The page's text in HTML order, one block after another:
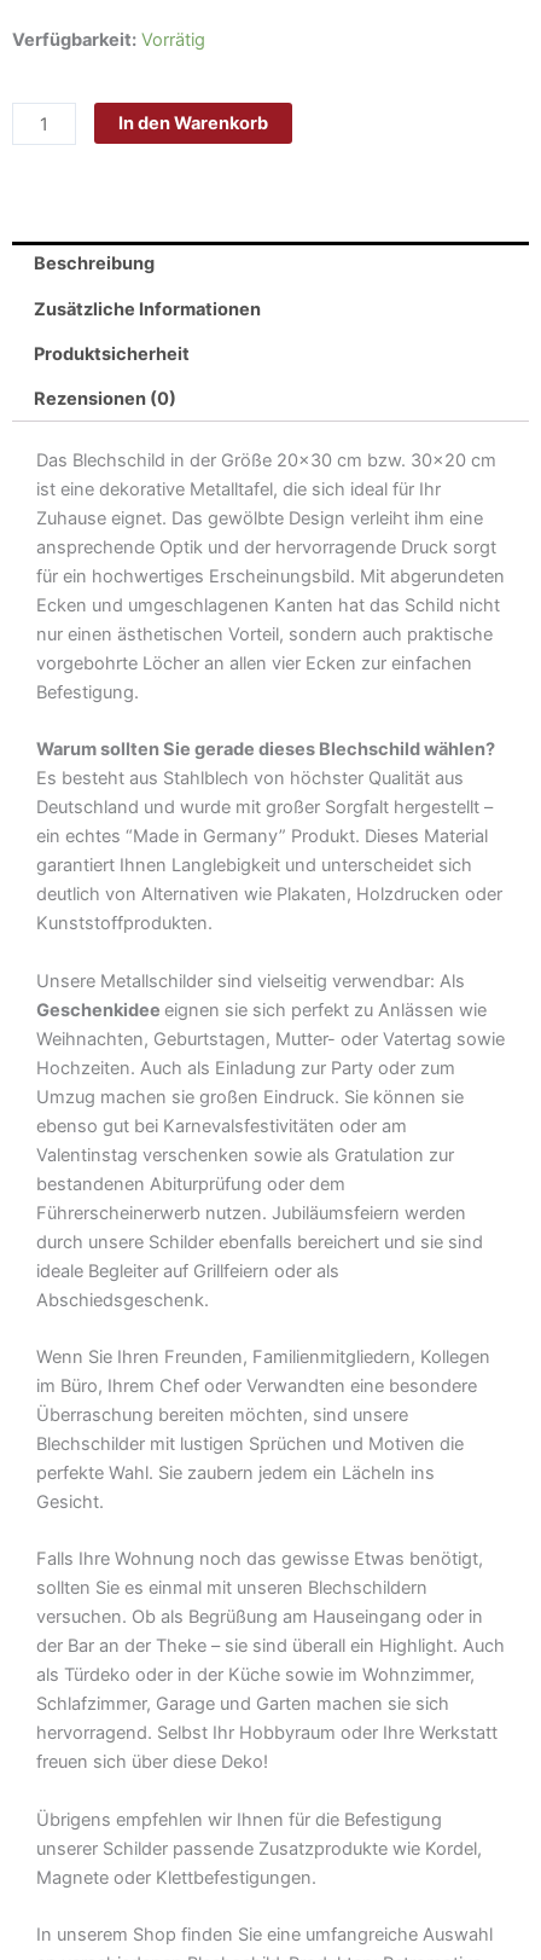
Verfügbarkeit: Vorrätig
Schild
-
Spruch
Bier
Weiße
Berliner
Deko
Blechschild
Menge
In den Warenkorb
Beschreibung
Zusätzliche Informationen
Produktsicherheit
Rezensionen (0)
Das Blechschild in der Größe 20×30 cm bzw. 30×20 cm
ist eine dekorative Metalltafel, die sich ideal für Ihr
Zuhause eignet. Das gewölbte Design verleiht ihm eine
ansprechende Optik und der hervorragende Druck sorgt
für ein hochwertiges Erscheinungsbild. Mit abgerundeten
Ecken und umgeschlagenen Kanten hat das Schild nicht
nur einen ästhetischen Vorteil, sondern auch praktische
vorgebohrte Löcher an allen vier Ecken zur einfachen
Befestigung.
Warum sollten Sie gerade dieses Blechschild wählen?
Es besteht aus Stahlblech von höchster Qualität aus
Deutschland und wurde mit großer Sorgfalt hergestellt –
ein echtes “Made in Germany” Produkt. Dieses Material
garantiert Ihnen Langlebigkeit und unterscheidet sich
deutlich von Alternativen wie Plakaten, Holzdrucken oder
Kunststoffprodukten.
Unsere Metallschilder sind vielseitig verwendbar: Als
Geschenkidee eignen sie sich perfekt zu Anlässen wie
Weihnachten, Geburtstagen, Mutter- oder Vatertag sowie
Hochzeiten. Auch als Einladung zur Party oder zum
Umzug machen sie großen Eindruck. Sie können sie
ebenso gut bei Karnevalsfestivitäten oder am
Valentinstag verschenken sowie als Gratulation zur
bestandenen Abiturprüfung oder dem
Führerscheinerwerb nutzen. Jubiläumsfeiern werden
durch unsere Schilder ebenfalls bereichert und sie sind
ideale Begleiter auf Grillfeiern oder als
Abschiedsgeschenk.
Wenn Sie Ihren Freunden, Familienmitgliedern, Kollegen
im Büro, Ihrem Chef oder Verwandten eine besondere
Überraschung bereiten möchten, sind unsere
Blechschilder mit lustigen Sprüchen und Motiven die
perfekte Wahl. Sie zaubern jedem ein Lächeln ins
Gesicht.
Falls Ihre Wohnung noch das gewisse Etwas benötigt,
sollten Sie es einmal mit unseren Blechschildern
versuchen. Ob als Begrüßung am Hauseingang oder in
der Bar an der Theke – sie sind überall ein Highlight. Auch
als Türdeko oder in der Küche sowie im Wohnzimmer,
Schlafzimmer, Garage und Garten machen sie sich
hervorragend. Selbst Ihr Hobbyraum oder Ihre Werkstatt
freuen sich über diese Deko!
Übrigens empfehlen wir Ihnen für die Befestigung
unserer Schilder passende Zusatzprodukte wie Kordel,
Magnete oder Klettbefestigungen.
In unserem Shop finden Sie eine umfangreiche Auswahl